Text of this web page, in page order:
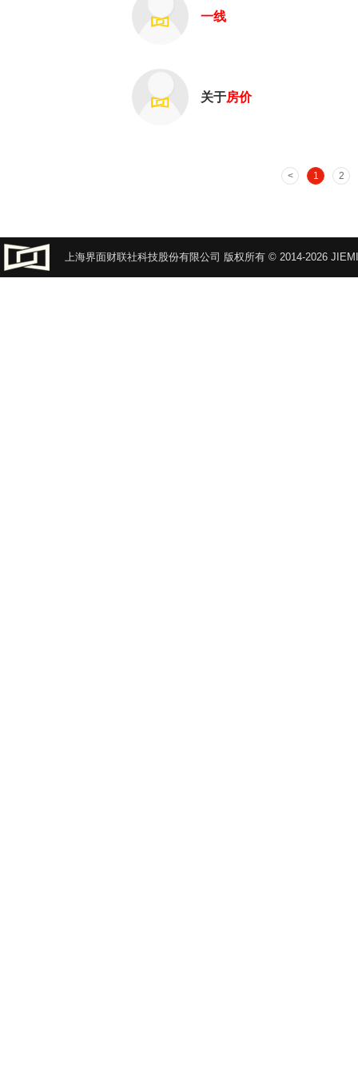
一线
关于房价
1 2
上海界面财联社科技股份有限公司 版权所有 © 2014-2026